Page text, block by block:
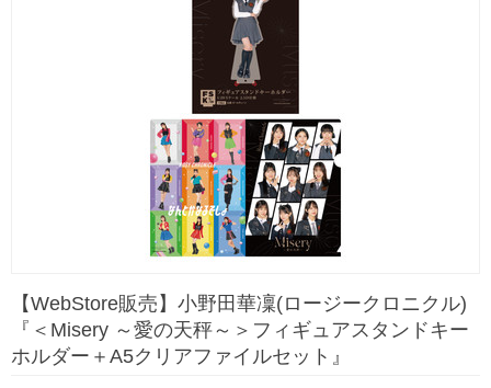
【WebStore販売】小野田華凜(ロージークロニクル)
『＜Misery ～愛の天秤～＞フィギュアスタンドキー
ホルダー＋A5クリアファイルセット』